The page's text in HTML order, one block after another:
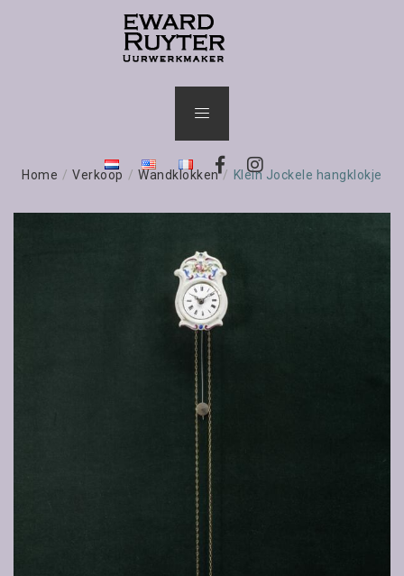
Home / Verkoop / Wandklokken / Klein Jockele hangklokje